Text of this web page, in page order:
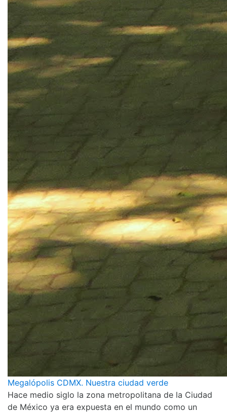
Megalópolis CDMX. Nuestra ciudad verde
Hace medio siglo la zona metropolitana de la Ciudad
de México ya era expuesta en el mundo como un